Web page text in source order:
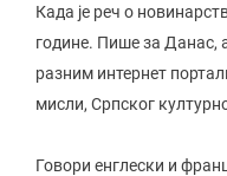
Када је реч о
године. Пише за Данас,
разним интернет
мисли, Српског
Говори енглески и